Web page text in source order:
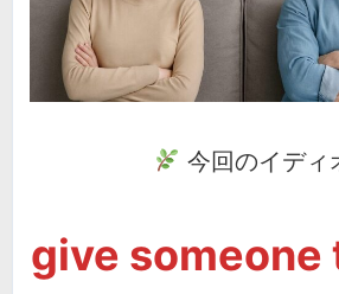
今回のイディ
give someone